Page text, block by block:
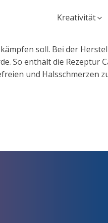
Kreativität
soll. Bei der
So enthält die Rezeptur
und Halsschmerzen